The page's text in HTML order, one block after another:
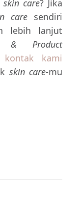
skin care? Jika
caresendiri
lebih lanjut
& Product
kontak kami
skin care-mu